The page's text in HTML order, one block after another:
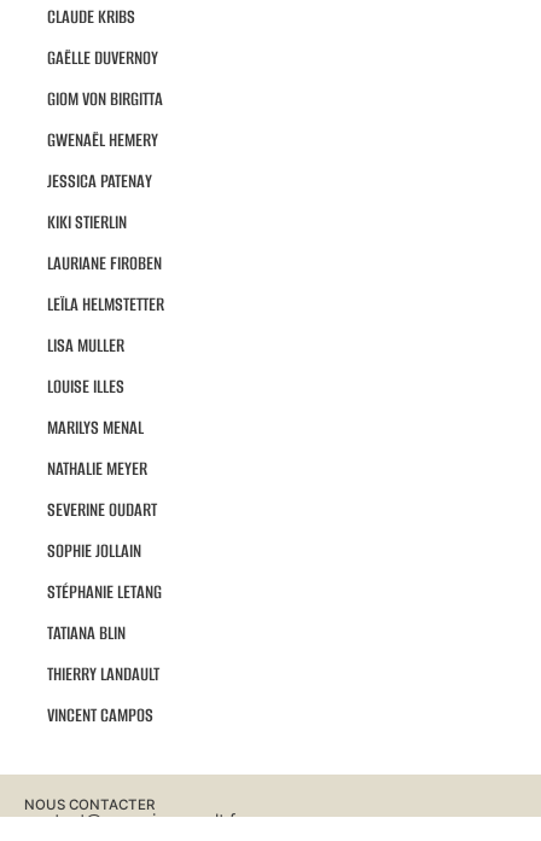
CLAUDE KRIBS
GAËLLE DUVERNOY
GIOM VON BIRGITTA
GWENAËL HEMERY
JESSICA PATENAY
KIKI STIERLIN
LAURIANE FIROBEN
LEÏLA HELMSTETTER
LISA MULLER
LOUISE ILLES
MARILYS MENAL
NATHALIE MEYER
SEVERINE OUDART
SOPHIE JOLLAIN
STÉPHANIE LETANG
TATIANA BLIN
THIERRY LANDAULT
VINCENT CAMPOS
NOUS CONTACTER
contact@ceramique-palt.fr